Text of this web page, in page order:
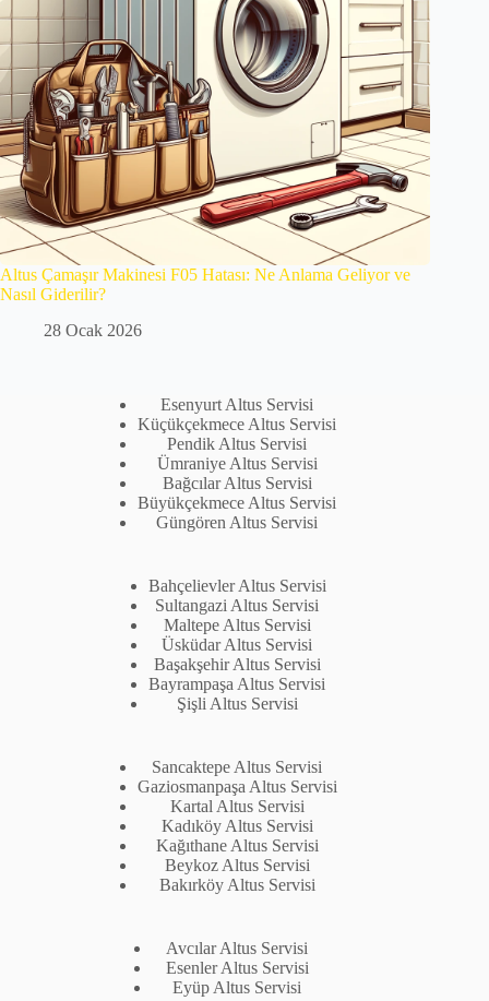
Altus Çamaşır Makinesi F05 Hatası: Ne Anlama Geliyor ve
Nasıl Giderilir?
28 Ocak 2026
Esenyurt Altus Servisi
Küçükçekmece Altus Servisi
Pendik Altus Servisi
Ümraniye Altus Servisi
Bağcılar Altus Servisi
Büyükçekmece Altus Servisi
Güngören Altus Servisi
Bahçelievler Altus Servisi
Sultangazi Altus Servisi
Maltepe Altus Servisi
Üsküdar Altus Servisi
Başakşehir Altus Servisi
Bayrampaşa Altus Servisi
Şişli Altus Servisi
Sancaktepe Altus Servisi
Gaziosmanpaşa Altus Servisi
Kartal Altus Servisi
Kadıköy Altus Servisi
Kağıthane Altus Servisi
Beykoz Altus Servisi
Bakırköy Altus Servisi
Avcılar Altus Servisi
Esenler Altus Servisi
Eyüp Altus Servisi